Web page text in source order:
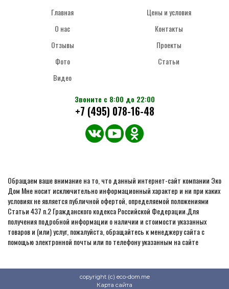
Главная
О нас
Отзывы
Фото
Видео
Цены и условия
Контакты
Проекты
Статьи
Звоните с 8:00 до 22:00
+7 (495) 078-16-48
Обращаем ваше внимание на то, что данный интернет-сайт компании Эко
Дом Мне носит исключительно информационный характер и ни при каких
условиях не является публичной офертой, определяемой положениями
Статьи 437 п.2 Гражданского кодекса Российской Федерации.Для
получения подробной информации о наличии и стоимости указанных
товаров и (или) услуг, пожалуйста, обращайтесь к менеджеру сайта с
помощью электронной почты или по телефону указанным на сайте
copyright (c) eco-dom.me
Карта сайта